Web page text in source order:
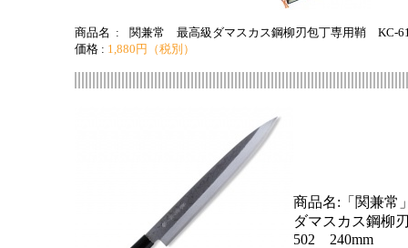
商品名 :
関兼常 最高級ダマスカス鋼柳刃包丁専用鞘 KC-
価格 : 1,880円（税別）
商品名:「関兼常
ダマスカス鋼柳
502 240mm